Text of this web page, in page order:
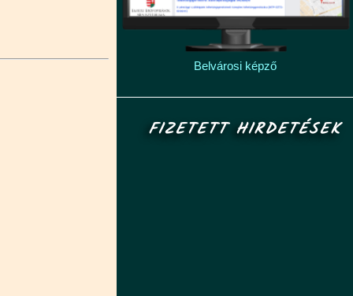
Belvárosi képző
FIZETETT HIRDETÉSEK